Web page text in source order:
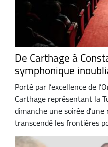
De Carthage à
symphonique
Porté par l’excellence de
Carthage représentant la
dimanche une soirée
transcendé les frontières